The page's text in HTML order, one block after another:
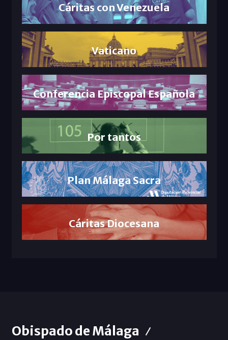
Cáritas con Venezuela
Vaticano
Conferencia Episcopal Española
Por tantos
Plan Málaga Sacra
Cáritas Diocesana
Obispado de Málaga